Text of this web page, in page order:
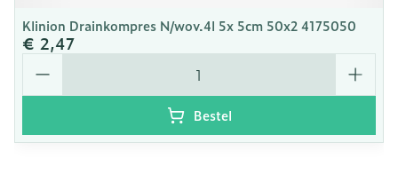
Klinion Drainkompres N/wov.4l 5x 5cm 50x2 4175050
€ 2,47
Aantal
Bestel